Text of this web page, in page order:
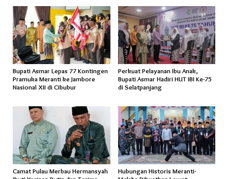
Bupati Asmar Lepas 77 Kontingen
Pramuka Meranti ke Jambore
Nasional XII di Cibubur
Perkuat Pelayanan Ibu Anak,
Bupati Asmar Hadiri HUT IBI Ke-75
di Selatpanjang
Camat Pulau Merbau Hermansyah
Hubungan Historis Meranti-